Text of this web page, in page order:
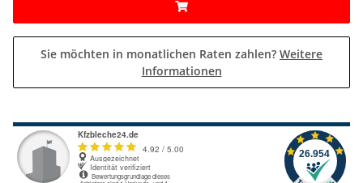
Sie möchten in monatlichen Raten zahlen? Weitere
Informationen